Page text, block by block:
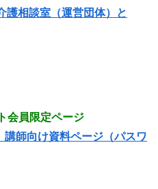
護相談室（運営団体）と
会員限定ページ
師向け資料ページ（パスワ